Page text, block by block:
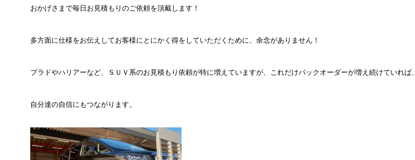
おかげさまで毎日お見積もりのご依頼を頂戴します！
多方面に仕様をお伝えしてお客様にとにかく得をしていただくために、余念がありません！
プラドやハリアーなど、ＳＵＶ系のお見積もり依頼が特に増えていますが、これだけバックオーダーが増え続けていれば、
自分達の自信にもつながります。